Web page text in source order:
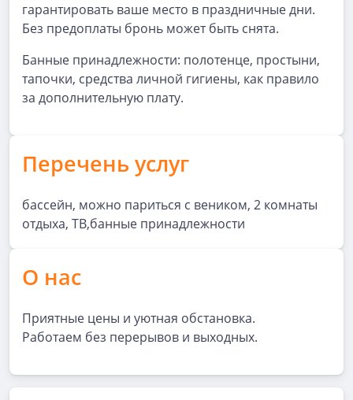
гарантировать ваше место в праздничные дни.
Без предоплаты бронь может быть снята.
Банные принадлежности: полотенце, простыни,
тапочки, средства личной гигиены, как правило
за дополнительную плату.
Перечень услуг
бассейн, можно париться с веником, 2 комнаты
отдыха, ТВ,банные принадлежности
О нас
Приятные цены и уютная обстановка.
Работаем без перерывов и выходных.